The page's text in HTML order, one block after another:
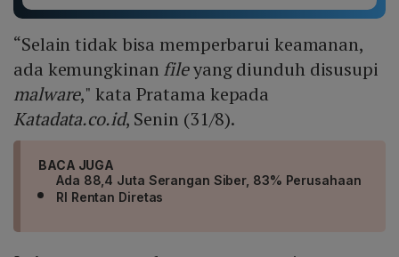
“Selain tidak bisa memperbarui keamanan,
ada kemungkinan fileyang diunduh disusupi
malware," kata Pratama kepada
Katadata.co.id, Senin (31/8).
BACA JUGA
Ada 88,4 Juta Serangan Siber, 83% Perusahaan
RI Rentan Diretas